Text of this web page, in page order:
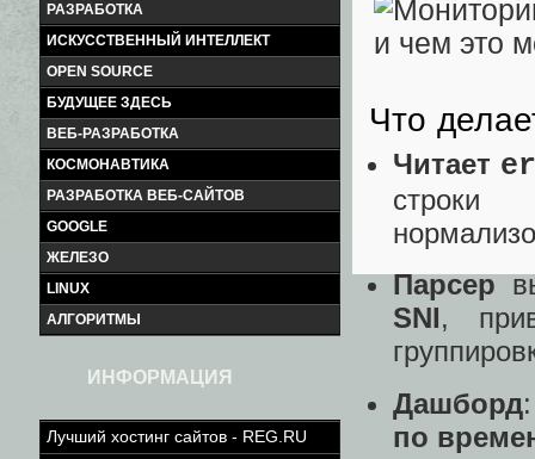
РАЗРАБОТКА
ИСКУССТВЕННЫЙ ИНТЕЛЛЕКТ
OPEN SOURCE
БУДУЩЕЕ ЗДЕСЬ
ВЕБ-РАЗРАБОТКА
КОСМОНАВТИКА
РАЗРАБОТКА ВЕБ-САЙТОВ
GOOGLE
ЖЕЛЕЗО
LINUX
АЛГОРИТМЫ
ИНФОРМАЦИЯ
Лучший хостинг сайтов - REG.RU
Что
Читает
Парсер
SNI,
Дашборд
по